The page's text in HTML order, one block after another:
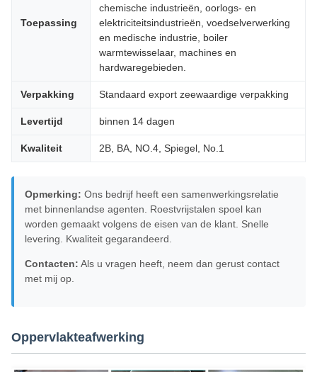
Toepassing
chemische industrieën, oorlogs- en
elektriciteitsindustrieën, voedselverwerking
en medische industrie, boiler
warmtewisselaar, machines en
hardwaregebieden.
Verpakking Standaard export zeewaardige verpakking
Levertijd binnen 14 dagen
Kwaliteit 2B, BA, NO.4, Spiegel, No.1
Opmerking: Ons bedrijf heeft een samenwerkingsrelatie
met binnenlandse agenten. Roestvrijstalen spoel kan
worden gemaakt volgens de eisen van de klant. Snelle
levering. Kwaliteit gegarandeerd.
Contacten: Als u vragen heeft, neem dan gerust contact
met mij op.
Oppervlakteafwerking